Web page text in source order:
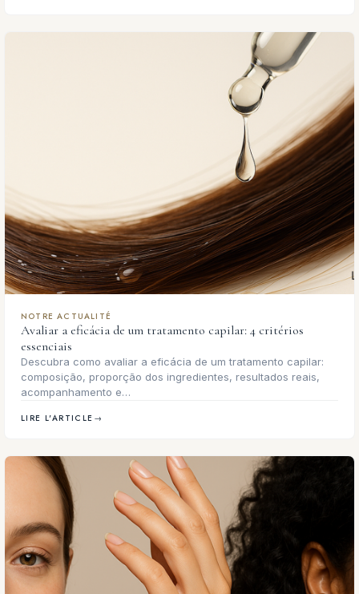
NOTRE ACTUALITÉ
Avaliar a eficácia de um tratamento capilar: 4 critérios
essenciais
Descubra como avaliar a eficácia de um tratamento capilar:
composição, proporção dos ingredientes, resultados reais,
acompanhamento e…
LIRE L'ARTICLE →